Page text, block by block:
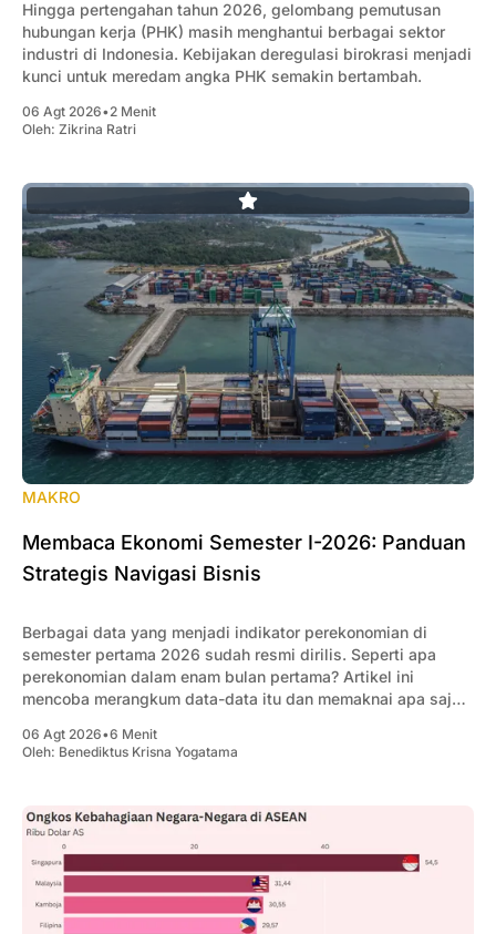
Hingga pertengahan tahun 2026, gelombang pemutusan
hubungan kerja (PHK) masih menghantui berbagai sektor
industri di Indonesia. Kebijakan deregulasi birokrasi menjadi
kunci untuk meredam angka PHK semakin bertambah.
06 Agt 2026•2 Menit
Oleh: Zikrina Ratri
MAKRO
Membaca Ekonomi Semester I-2026: Panduan
Strategis Navigasi Bisnis
Berbagai data yang menjadi indikator perekonomian di
semester pertama 2026 sudah resmi dirilis. Seperti apa
perekonomian dalam enam bulan pertama? Artikel ini
mencoba merangkum data-data itu dan memaknai apa saja
06 Agt 2026•6 Menit
Oleh: Benediktus Krisna Yogatama